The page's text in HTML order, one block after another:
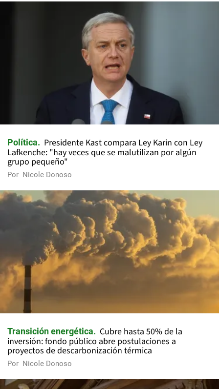
Política
Presidente Kast compara Ley Karin con Ley
Lafkenche: "hay veces que se malutilizan por algún
grupo pequeño"
Por Nicole Donoso
Transición energética
Cubre hasta 50% de la
inversión: fondo público abre postulaciones a
proyectos de descarbonización térmica
Por Nicole Donoso